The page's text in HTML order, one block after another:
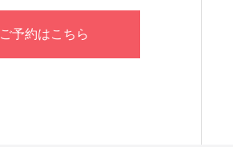
ご予約はこちら